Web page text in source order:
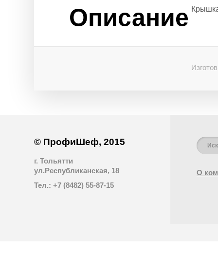
Описание
© ПрофиШеф, 2015
г. Тольятти
ул.Республиканская, 18
Тел.: +7 (8482) 55-87-15
О